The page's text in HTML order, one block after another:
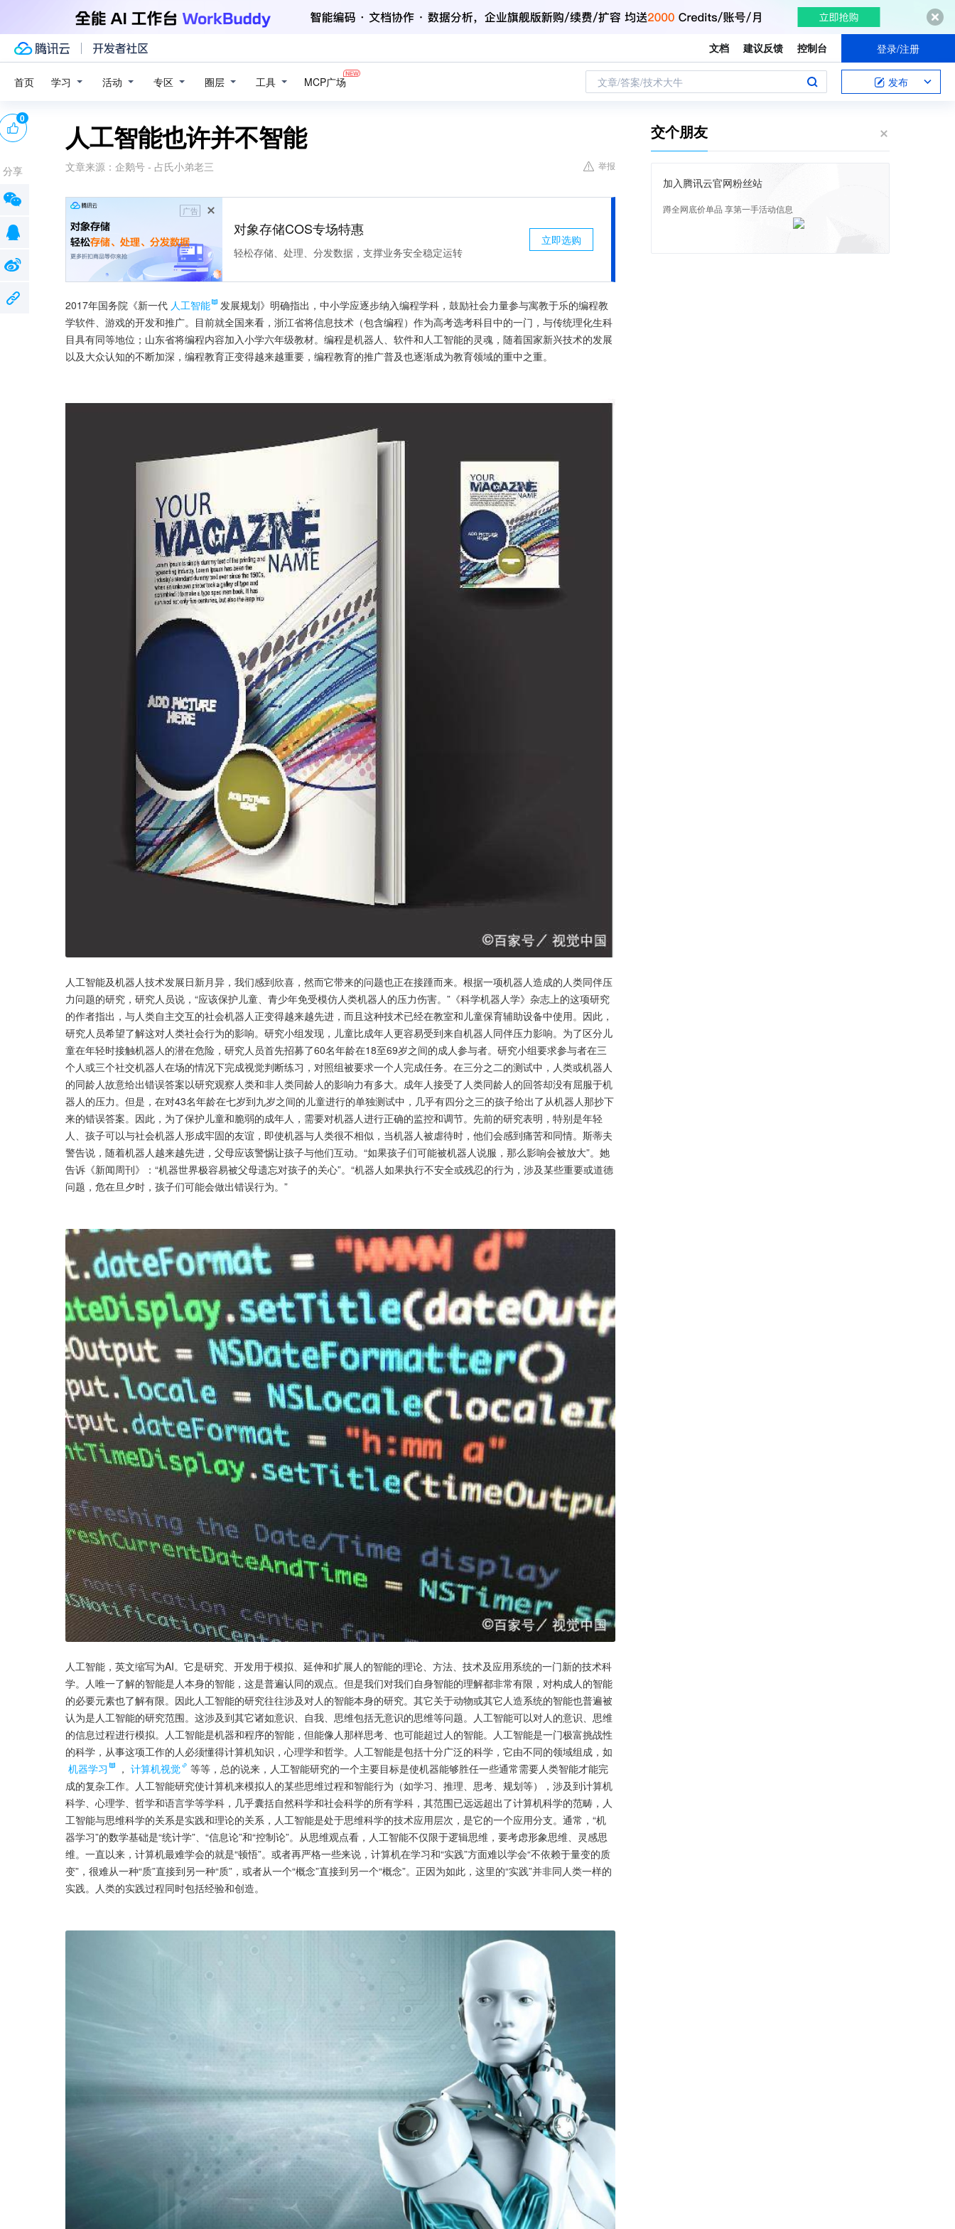
文档 建议反馈 控制台 登录/注册
首页 学习 活动 专区 圈层 工具 MCP广场 文章/答案/技术大牛 发布
人工智能也许并不智能
文章来源： 企鹅号 - 占氏小弟老三 举报
广告
对象存储COS专场特惠
轻松存储、处理、分发数据，支撑业务安全稳定运转
立即选购
2017年国务院《新一代 人工智能
发展规划》明确指出，中小学应逐步纳入编程学科，鼓励社会力量参与寓教于乐的编程教
学软件、游戏的开发和推广。目前就全国来看，浙江省将信息技术（包含编程）作为高考选考科目中的一门，与传统理化生科
目具有同等地位；山东省将编程内容加入小学六年级教材。编程是机器人、软件和人工智能的灵魂，随着国家新兴技术的发展
以及大众认知的不断加深，编程教育正变得越来越重要，编程教育的推广普及也逐渐成为教育领域的重中之重。
人工智能及机器人技术发展日新月异，我们感到欣喜，然而它带来的问题也正在接踵而来。根据一项机器人造成的人类同伴压
力问题的研究，研究人员说，“应该保护儿童、青少年免受模仿人类机器人的压力伤害。”《科学机器人学》杂志上的这项研究
的作者指出，与人类自主交互的社会机器人正变得越来越先进，而且这种技术已经在教室和儿童保育辅助设备中使用。因此，
研究人员希望了解这对人类社会行为的影响。研究小组发现，儿童比成年人更容易受到来自机器人同伴压力影响。为了区分儿
童在年轻时接触机器人的潜在危险，研究人员首先招募了60名年龄在18至69岁之间的成人参与者。研究小组要求参与者在三
个人或三个社交机器人在场的情况下完成视觉判断练习，对照组被要求一个人完成任务。在三分之二的测试中，人类或机器人
的同龄人故意给出错误答案以研究观察人类和非人类同龄人的影响力有多大。成年人接受了人类同龄人的回答却没有屈服于机
器人的压力。但是，在对43名年龄在七岁到九岁之间的儿童进行的单独测试中，几乎有四分之三的孩子给出了从机器人那抄下
来的错误答案。因此，为了保护儿童和脆弱的成年人，需要对机器人进行正确的监控和调节。先前的研究表明，特别是年轻
人、孩子可以与社会机器人形成牢固的友谊，即使机器与人类很不相似，当机器人被虐待时，他们会感到痛苦和同情。斯蒂夫
警告说，随着机器人越来越先进，父母应该警惕让孩子与他们互动。“如果孩子们可能被机器人说服，那么影响会被放大”。她
告诉《新闻周刊》：“机器世界极容易被父母遗忘对孩子的关心”。“机器人如果执行不安全或残忍的行为，涉及某些重要或道德
问题，危在旦夕时，孩子们可能会做出错误行为。”
人工智能，英文缩写为AI。它是研究、开发用于模拟、延伸和扩展人的智能的理论、方法、技术及应用系统的一门新的技术科
学。人唯一了解的智能是人本身的智能，这是普遍认同的观点。但是我们对我们自身智能的理解都非常有限，对构成人的智能
的必要元素也了解有限。因此人工智能的研究往往涉及对人的智能本身的研究。其它关于动物或其它人造系统的智能也普遍被
认为是人工智能的研究范围。这涉及到其它诸如意识、自我、思维包括无意识的思维等问题。人工智能可以对人的意识、思维
的信息过程进行模拟。人工智能是机器和程序的智能，但能像人那样思考、也可能超过人的智能。人工智能是一门极富挑战性
的科学，从事这项工作的人必须懂得计算机知识，心理学和哲学。人工智能是包括十分广泛的科学，它由不同的领域组成，如
机器学习
， 计算机视觉
等等，总的说来，人工智能研究的一个主要目标是使机器能够胜任一些通常需要人类智能才能完
成的复杂工作。人工智能研究使计算机来模拟人的某些思维过程和智能行为（如学习、推理、思考、规划等），涉及到计算机
科学、心理学、哲学和语言学等学科，几乎囊括自然科学和社会科学的所有学科，其范围已远远超出了计算机科学的范畴，人
工智能与思维科学的关系是实践和理论的关系，人工智能是处于思维科学的技术应用层次，是它的一个应用分支。通常，“机
器学习”的数学基础是“统计学”、“信息论”和“控制论”。从思维观点看，人工智能不仅限于逻辑思维，要考虑形象思维、灵感思
维。一直以来，计算机最难学会的就是“顿悟”。或者再严格一些来说，计算机在学习和“实践”方面难以学会“不依赖于量变的质
变”，很难从一种“质”直接到另一种“质”，或者从一个“概念”直接到另一个“概念”。正因为如此，这里的“实践”并非同人类一样的
实践。人类的实践过程同时包括经验和创造。
0
分享
交个朋友
加入腾讯云官网粉丝站
蹲全网底价单品 享第一手活动信息